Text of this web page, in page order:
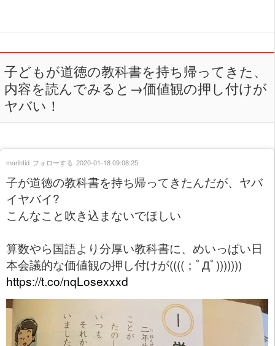
子どもが道徳の教科書を持ち帰ってきた、
内容を読んでみると→価値観の押し付けが
ヤバい！
子が道徳の教科書を持ち帰ってきたんだが、ヤバ
イヤバイ?
こんなこと吹き込まないでほしい
算数やら国語より分厚い教科書に、めいっぱい日
本会議的な価値観の押し付けが((((；ﾟДﾟ)))))))
https://t.co/nqLosexxxd
marihtid フォローする 2020-01-18 09:08:25